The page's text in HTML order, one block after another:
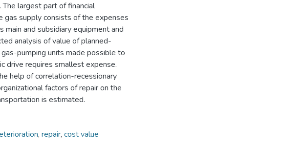
largest part of financial
supply consists of the expenses
and subsidiary equipment and
analysis of value of planned-
pumping units made possible to
drive requires smallest expense.
help of correlation-recessionary
factors of repair on the
is estimated.
, repair, cost value